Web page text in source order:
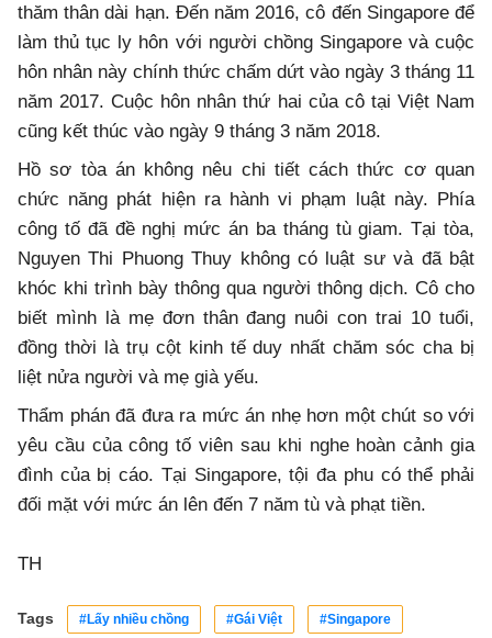
thăm thân dài hạn. Đến năm 2016, cô đến Singapore để
làm thủ tục ly hôn với người chồng Singapore và cuộc
hôn nhân này chính thức chấm dứt vào ngày 3 tháng 11
năm 2017. Cuộc hôn nhân thứ hai của cô tại Việt Nam
cũng kết thúc vào ngày 9 tháng 3 năm 2018.
Hồ sơ tòa án không nêu chi tiết cách thức cơ quan
chức năng phát hiện ra hành vi phạm luật này. Phía
công tố đã đề nghị mức án ba tháng tù giam. Tại tòa,
Nguyen Thi Phuong Thuy không có luật sư và đã bật
khóc khi trình bày thông qua người thông dịch. Cô cho
biết mình là mẹ đơn thân đang nuôi con trai 10 tuổi,
đồng thời là trụ cột kinh tế duy nhất chăm sóc cha bị
liệt nửa người và mẹ già yếu.
Thẩm phán đã đưa ra mức án nhẹ hơn một chút so với
yêu cầu của công tố viên sau khi nghe hoàn cảnh gia
đình của bị cáo. Tại Singapore, tội đa phu có thể phải
đối mặt với mức án lên đến 7 năm tù và phạt tiền.
TH
Tags #Lấy nhiều chồng #Gái Việt #Singapore